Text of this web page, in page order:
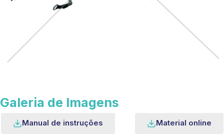
Galeria de Imagens
Manual de instruções Material online